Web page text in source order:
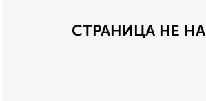
СТРАНИЦА НЕ